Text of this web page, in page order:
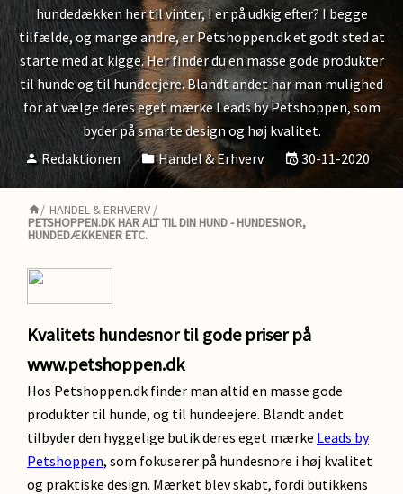
hundedækken her til vinter, I er på udkig efter? I begge
tilfælde, og mange andre, er Petshoppen.dk et godt sted at
starte med at kigge. Her finder du en masse gode produkter
til hunde og til hundeejere. Blandt andet har man mulighed
for at vælge deres eget mærke Leads by Petshoppen, som
byder på smarte design og høj kvalitet.
Redaktionen
Handel & Erhverv 30-11-2020
/ HANDEL & ERHVERV /
PETSHOPPEN.DK HAR ALT TIL DIN HUND - HUNDESNOR,
HUNDEDÆKKENER ETC.
Kvalitets hundesnor til gode priser på
www.petshoppen.dk
Hos Petshoppen.dk finder man altid en masse gode
produkter til hunde, og til hundeejere. Blandt andet
tilbyder den hyggelige butik deres eget mærke Leads by
Petshoppen, som fokuserer på hundesnore i høj kvalitet
og praktiske design. Mærket blev skabt, fordi butikkens